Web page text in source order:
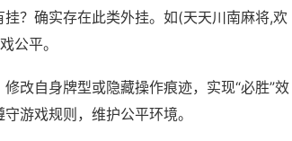
？确实存在此类外挂。如(天天川南麻将,欢
公平。
改自身牌型或隐藏操作痕迹，实现“必胜”效
游戏规则，维护公平环境。